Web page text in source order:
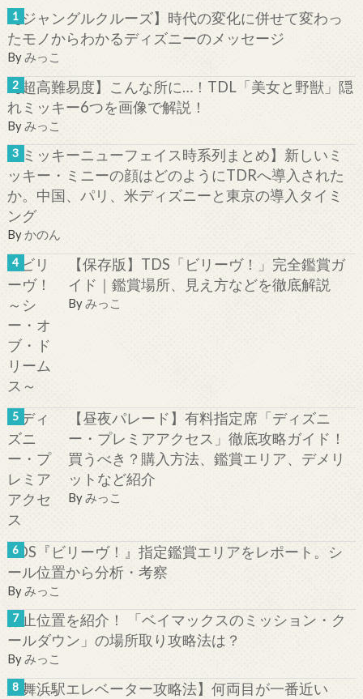
【ジャングルクルーズ】時代の変化に併せて変わっ
たモノからわかるディズニーのメッセージ
Byみっこ
【超高難易度】こんな所に…！TDL「美女と野獣」隠
れミッキー6つを画像で解説！
By みっこ
【ミッキーニューフェイス時系列まとめ】新しいミ
ッキー・ミニーの顔はどのようにTDRへ導入された
か。中国、パリ、米ディズニーと東京の導入タイミ
ング
By かのん
【保存版】TDS「ビリーヴ！」完全鑑賞ガ
イド｜鑑賞場所、見え方などを徹底解説
Byみっこ
【昼夜パレード】有料指定席「ディズニ
ー・プレミアアクセス」徹底攻略ガイド！
買うべき？購入方法、鑑賞エリア、デメリ
ットなど紹介
Byみっこ
TDS『ビリーヴ！』指定鑑賞エリアをレポート。シ
ール位置から分析・考察
Byみっこ
停止位置を紹介！ 「ベイマックスのミッション・ク
ールダウン」の場所取り攻略法は？
Byみっこ
【舞浜駅エレベーター攻略法】何両目が一番近い